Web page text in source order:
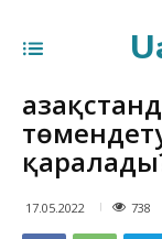
17.05.2022 738